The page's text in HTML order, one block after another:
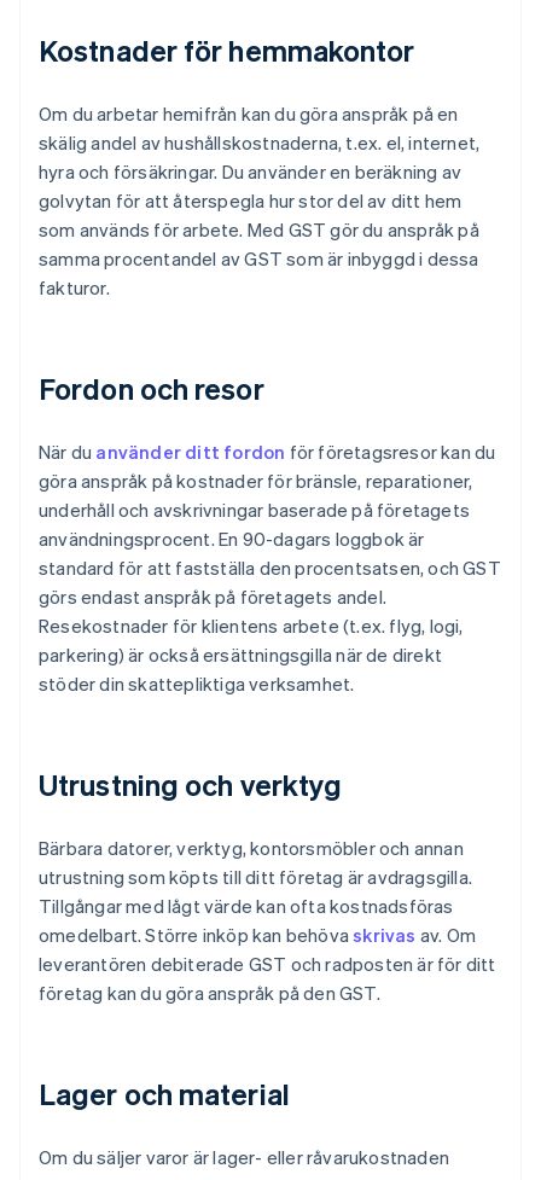
Kostnader för hemmakontor
Om du arbetar hemifrån kan du göra anspråk på en
skälig andel av hushållskostnaderna, t.ex. el, internet,
hyra och försäkringar. Du använder en beräkning av
golvytan för att återspegla hur stor del av ditt hem
som används för arbete. Med GST gör du anspråk på
samma procentandel av GST som är inbyggd i dessa
fakturor.
Fordon och resor
När du använder ditt fordon för företagsresor kan du
göra anspråk på kostnader för bränsle, reparationer,
underhåll och avskrivningar baserade på företagets
användningsprocent. En 90-dagars loggbok är
standard för att fastställa den procentsatsen, och GST
görs endast anspråk på företagets andel.
Resekostnader för klientens arbete (t.ex. flyg, logi,
parkering) är också ersättningsgilla när de direkt
stöder din skattepliktiga verksamhet.
Utrustning och verktyg
Bärbara datorer, verktyg, kontorsmöbler och annan
utrustning som köpts till ditt företag är avdragsgilla.
Tillgångar med lågt värde kan ofta kostnadsföras
omedelbart. Större inköp kan behövaskrivas av. Om
leverantören debiterade GST och radposten är för ditt
företag kan du göra anspråk på den GST.
Lager och material
Om du säljer varor är lager- eller råvarukostnaden